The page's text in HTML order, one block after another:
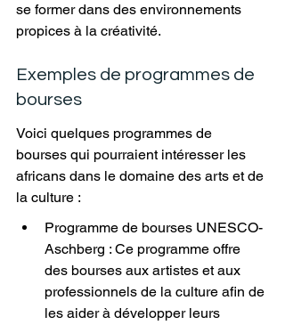
se former dans des environnements
propices à la créativité.
Exemples de programmes de
bourses
Voici quelques programmes de
bourses qui pourraient intéresser les
africans dans le domaine des arts et de
la culture :
Programme de bourses UNESCO-
Aschberg : Ce programme offre
des bourses aux artistes et aux
professionnels de la culture afin de
les aider à développer leurs